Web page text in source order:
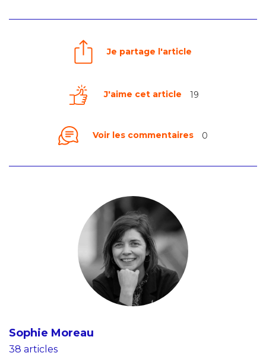
Je partage l'article
J'aime cet article 19
Voir les commentaires 0
Sophie Moreau
38 articles